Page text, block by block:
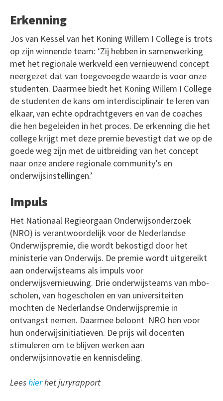
Erkenning
Jos van Kessel van het Koning Willem I College is trots
op zijn winnende team: ‘Zij hebben in samenwerking
met het regionale werkveld een vernieuwend concept
neergezet dat van toegevoegde waarde is voor onze
studenten. Daarmee biedt het Koning Willem I College
de studenten de kans om interdisciplinair te leren van
elkaar, van echte opdrachtgevers en van de coaches
die hen begeleiden in het proces. De erkenning die het
college krijgt met deze premie bevestigt dat we op de
goede weg zijn met de uitbreiding van het concept
naar onze andere regionale community’s en
onderwijsinstellingen.’
Impuls
Het Nationaal Regieorgaan Onderwijsonderzoek
(NRO) is verantwoordelijk voor de Nederlandse
Onderwijspremie, die wordt bekostigd door het
ministerie van Onderwijs. De premie wordt uitgereikt
aan onderwijsteams als impuls voor
onderwijsvernieuwing. Drie onderwijsteams van mbo-
scholen, van hogescholen en van universiteiten
mochten de Nederlandse Onderwijspremie in
ontvangst nemen. Daarmee beloont NRO hen voor
hun onderwijsinitiatieven. De prijs wil docenten
stimuleren om te blijven werken aan
onderwijsinnovatie en kennisdeling.
Leeshierhet juryrapport